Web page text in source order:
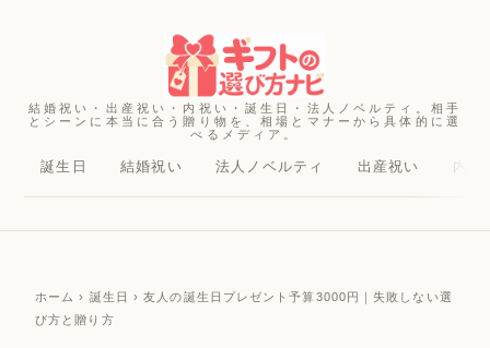
結婚祝い・出産祝い・内祝い・誕生日・法人ノベルティ。相手
とシーンに本当に合う贈り物を、相場とマナーから具体的に選
べるメディア。
誕生日 結婚祝い 法人ノベルティ 出産祝い 内祝
ホーム › 誕生日 › 友人の誕生日プレゼント予算3000円｜失敗しない選
び方と贈り方